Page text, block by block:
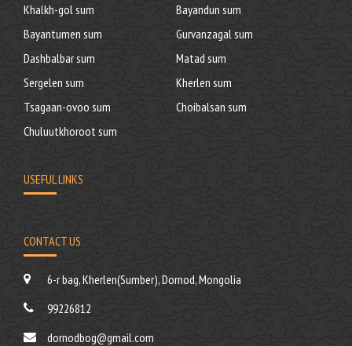
Khalkh-gol sum
Bayandun sum
Bayantumen sum
Gurvanzagal sum
Dashbalbar sum
Matad sum
Sergelen sum
Kherlen sum
Tsagaan-ovoo sum
Choibalsan sum
Chuluutkhoroot sum
USEFUL LINKS
CONTACT US
6-r bag, Kherlen(Sumber), Dornod, Mongolia
99226812
dornodbog@gmail.com